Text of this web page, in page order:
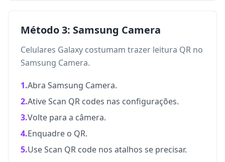
Método 3: Samsung Camera
Celulares Galaxy costumam trazer leitura QR no
Samsung Camera.
1.Abra Samsung Camera.
2.Ative Scan QR codes nas configurações.
3.Volte para a câmera.
4.Enquadre o QR.
5.Use Scan QR code nos atalhos se precisar.